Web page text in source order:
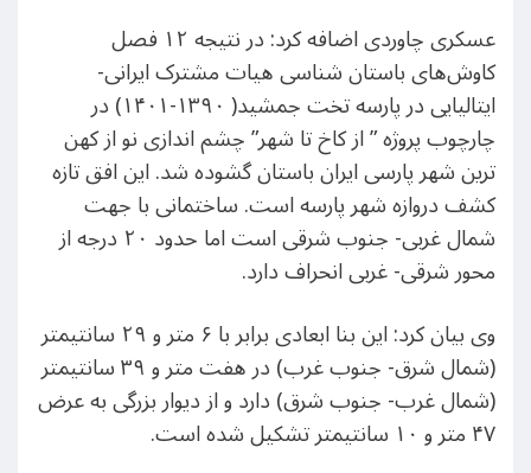
عسکری چاوردی اضافه کرد: در نتیجه ۱۲ فصل
کاوش‌های باستان شناسی هیات مشترک ایرانی-
ایتالیایی در پارسه تخت جمشید( ۱۳۹۰-۱۴۰۱) در
چارچوب پروژه ” از کاخ تا شهر” چشم اندازی نو از کهن
ترین شهر پارسی ایران باستان گشوده شد. این افق تازه
کشف دروازه شهر پارسه است. ساختمانی با جهت
شمال غربی- جنوب شرقی است اما حدود ۲۰ درجه از
محور شرقی- غربی انحراف دارد.
وی بیان کرد: این بنا ابعادی برابر با ۶ متر و ۲۹ سانتیمتر
(شمال شرق- جنوب غرب) در هفت متر و ۳۹ سانتیمتر
(شمال غرب- جنوب شرق) دارد و از دیوار بزرگی به عرض
۴۷ متر و ۱۰ سانتیمتر تشکیل شده است.